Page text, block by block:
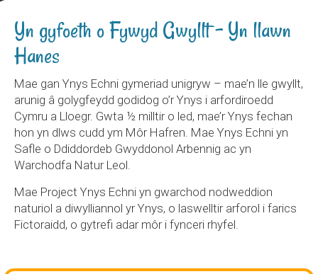
Yn gyfoeth o Fywyd Gwyllt – Yn llawn
Hanes
Mae gan Ynys Echni gymeriad unigryw – mae’n lle gwyllt,
arunig â golygfeydd godidog o’r Ynys i arfordiroedd
Cymru a Lloegr. Gwta ½ milltir o led, mae’r Ynys fechan
hon yn dlws cudd ym Môr Hafren. Mae Ynys Echni yn
Safle o Ddiddordeb Gwyddonol Arbennig ac yn
Warchodfa Natur Leol.
Mae Project Ynys Echni yn gwarchod nodweddion
naturiol a diwylliannol yr Ynys, o laswelltir arforol i farics
Fictoraidd, o gytrefi adar môr i fynceri rhyfel.